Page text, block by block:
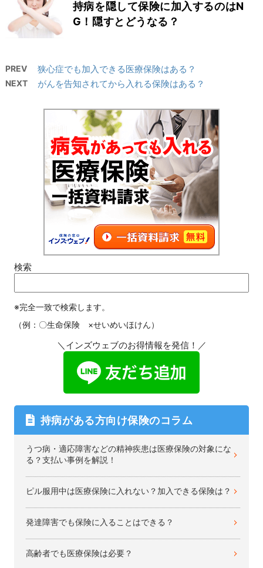
持病を隠して保険に加入するのはN
G！隠すとどうなる？
PREV 狭心症でも加入できる医療保険はある？
NEXT がんを告知されてから入れる保険はある？
検索
※完全一致で検索します。
（例：〇生命保険 ×せいめいほけん）
＼インズウェブのお得情報を発信！／
持病がある方向け保険のコラム
うつ病・適応障害などの精神疾患は医療保険の対象にな
る？支払い事例を解説！
ピル服用中は医療保険に入れない？加入できる保険は？
発達障害でも保険に入ることはできる？
高齢者でも医療保険は必要？